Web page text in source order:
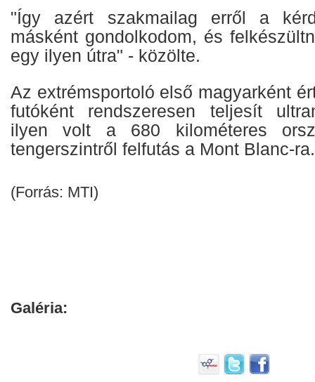
"Így azért szakmailag erről a
másként gondolkodom, és
egy ilyen útra" - közölte.
Az extrémsportoló első magyarként
futóként rendszeresen teljesít
ilyen volt a 680 kilométeres
tengerszintről felfutás a Mont Blanc-ra.
(Forrás: MTI)
Galéria: